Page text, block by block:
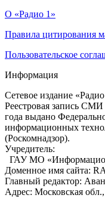
О «Радио 1»
Правила цитирования
Пользовательское
Информация
Сетевое издание
Реестровая запись
года выдано
информационных
(Роскомнадзор).
Учредитель:
ГАУ МО
Доменное имя сайта:
Главный редактор:
Адрес: Московская